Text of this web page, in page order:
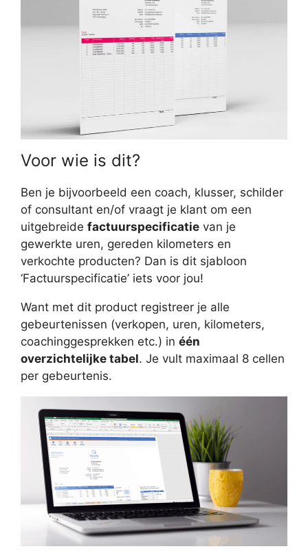
Voor wie is dit?
Ben je bijvoorbeeld een coach, klusser, schilder
of consultant en/of vraagt je klant om een
uitgebreide factuurspecificatie van je
gewerkte uren, gereden kilometers en
verkochte producten? Dan is dit sjabloon
‘Factuurspecificatie’ iets voor jou!
Want met dit product registreer je alle
gebeurtenissen (verkopen, uren, kilometers,
coachinggesprekken etc.) in één
overzichtelijke tabel. Je vult maximaal 8 cellen
per gebeurtenis.